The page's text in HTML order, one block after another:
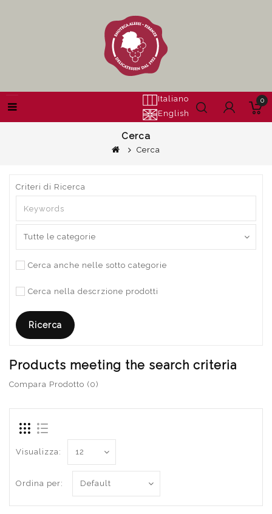
Italiano
English
0
Cerca
Cerca
Criteri di Ricerca
Cerca anche nelle sotto categorie
Cerca nella descrzione prodotti
Products meeting the search criteria
Compara Prodotto (0)
Visualizza:
Ordina per: